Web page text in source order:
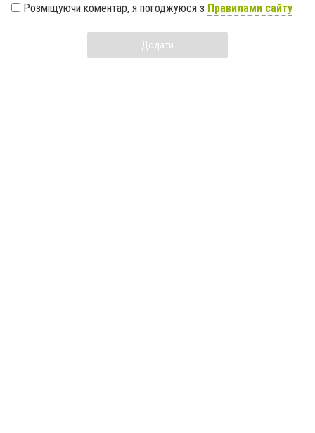
Розміщуючи коментар, я погоджуюся з Правилами сайту
Додати